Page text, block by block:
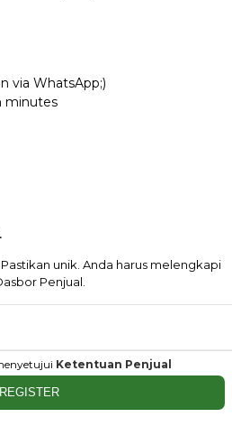
via WhatsApp;)
minutes
unik. Anda harus melengkapi
Penjual.
Ketentuan Penjual
REGISTER